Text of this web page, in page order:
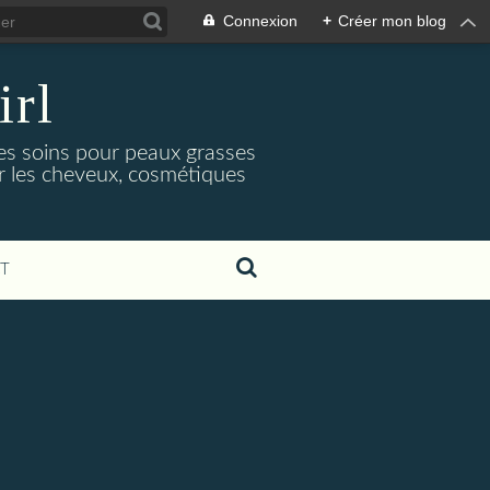
Connexion + Créer mon blog
soins pour peaux grasses
les cheveux, cosmétiques